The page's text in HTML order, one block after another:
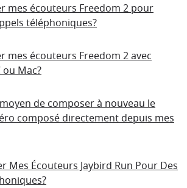
mes écouteurs Freedom 2 pour
téléphoniques?
mes écouteurs Freedom 2 avec
ou Mac?
de composer à nouveau le
composé directement depuis mes
Mes Écouteurs Jaybird Run Pour Des